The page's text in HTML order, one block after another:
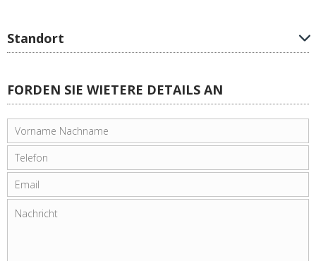
Standort
FORDEN SIE WIETERE DETAILS AN